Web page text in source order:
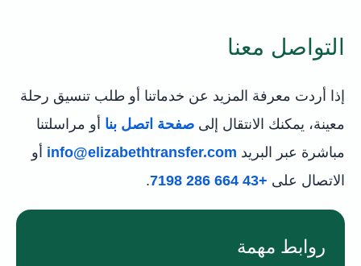
التواصل معنا
إذا أردت معرفة المزيد عن خدماتنا أو طلب تنسيق رحلة
معينة، يمكنك الانتقال إلى صفحة اتصل بنا أو مراسلتنا
مباشرة عبر البريد info@elizabethtransfer.com أو
الاتصال على +43 664 286 7198
.
روابط مهمة